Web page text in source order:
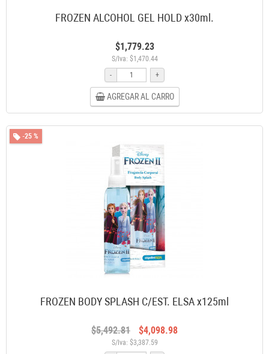
FROZEN ALCOHOL GEL HOLD x30ml.
$1,779.23
S/Iva: $1,470.44
-
+
AGREGAR AL CARRO
-25 %
FROZEN BODY SPLASH C/EST. ELSA x125ml
$5,492.81 $4,098.98
S/Iva: $3,387.59